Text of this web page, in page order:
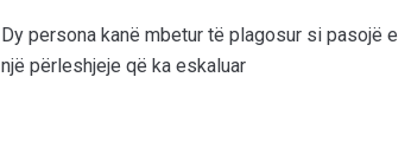
Dy persona kanë mbetur të plagosur si pasojë e
një përleshjeje që ka eskaluar